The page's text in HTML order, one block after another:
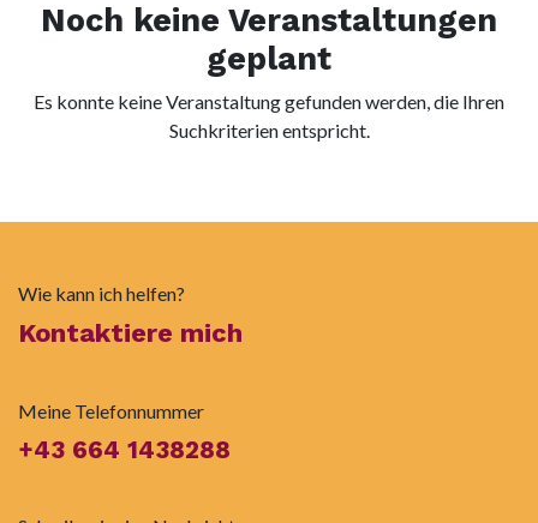
Noch keine Veranstaltungen
geplant
Es konnte keine Veranstaltung gefunden werden, die Ihren
Suchkriterien entspricht.
Wie kann ich helfen?
Kontaktiere mich
Meine Telefonnummer
+43 664 1438288